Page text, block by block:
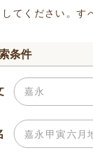
てください。
条件